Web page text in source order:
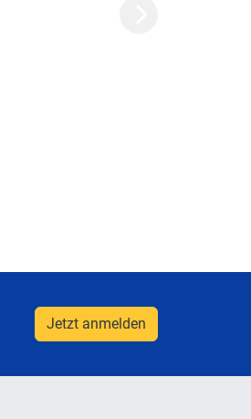
Jetzt anmelden